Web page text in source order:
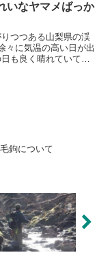
いなヤマメばっか
つつある山梨県の渓
々に気温の高い日が出
も良く晴れていて朝
鉤について